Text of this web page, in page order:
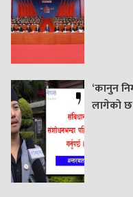
‘कानुन
लागेको